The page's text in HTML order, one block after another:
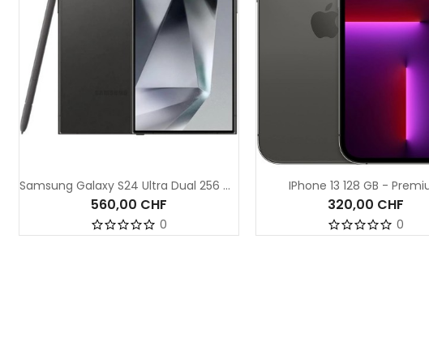
Samsung Galaxy S24 Ultra Dual 256 GB - Premium
560,00 CHF
0
IPhone 13 128 GB -
320,00 CHF
0